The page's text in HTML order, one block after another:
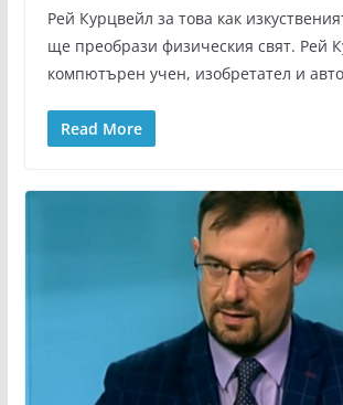
Рей Курцвейл за това как
ще преобрази физическия свят. Рей
компютърен учен, изобретател и
Read More